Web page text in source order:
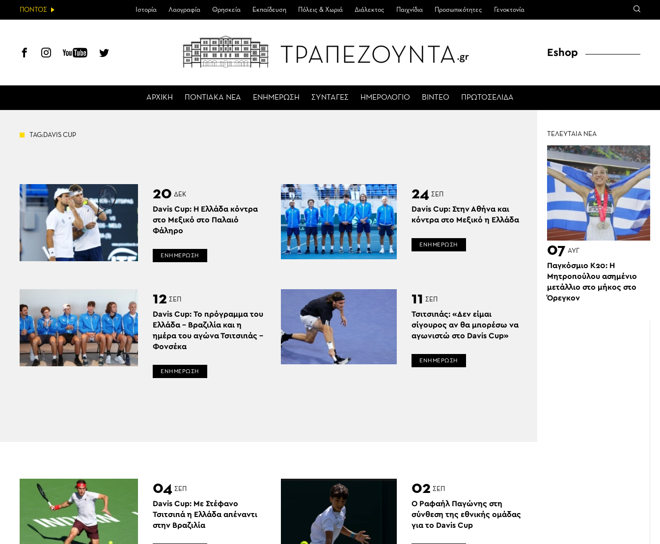
ΠΟΝΤΟΣ Ιστορία Λαογραφία Θρησκεία Εκπαίδευση Πόλεις & Χωριά Διάλεκτος Παιχνίδια Προσωπικότητες Γενοκτονία
ΑΡΧΙΚΗ ΠΟΝΤΙΑΚΑ ΝΕΑ ΕΝΗΜΕΡΩΣΗ ΣΥΝΤΑΓΕΣ ΗΜΕΡΟΛΟΓΙΟ ΒΙΝΤΕΟ ΠΡΩΤΟΣΕΛΙΔΑ
Eshop
TAG:DAVIS CUP
20 ΔΕΚ
Davis Cup: Η Ελλάδα κόντρα
στο Μεξικό στο Παλαιό
Φάληρο
ΕΝΗΜΕΡΩΣΗ
24 ΣΕΠ
Davis Cup: Στην Αθήνα και
κόντρα στο Μεξικό η Ελλάδα
ΕΝΗΜΕΡΩΣΗ
12 ΣΕΠ
Davis Cup: Το πρόγραμμα του
Ελλάδα – Βραζιλία και η
ημέρα του αγώνα Τσιτσιπάς –
Φονσέκα
ΕΝΗΜΕΡΩΣΗ
11 ΣΕΠ
Τσιτσιπάς: «Δεν είμαι
σίγουρος αν θα μπορέσω να
αγωνιστώ στο Davis Cup»
ΕΝΗΜΕΡΩΣΗ
04 ΣΕΠ
Davis Cup: Με Στέφανο
Τσιτσιπά η Ελλάδα απέναντι
στην Βραζιλία
02 ΣΕΠ
Ο Ραφαήλ Παγώνης στη
σύνθεση της εθνικής ομάδας
για το Davis Cup
ΤΕΛΕΥΤΑΙΑ ΝΕΑ
07 ΑΥΓ
Παγκόσμιο Κ20: Η
Μητροπούλου ασημένιο
μετάλλιο στο μήκος στο
Όρεγκον